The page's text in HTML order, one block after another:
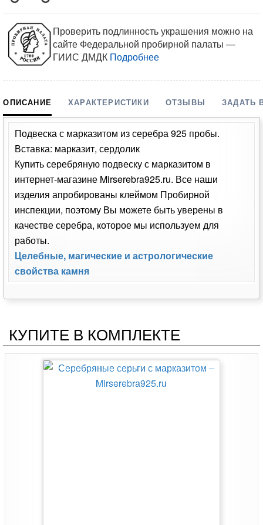
Проверить подлинность украшения можно на
сайте Федеральной пробирной палаты —
ГИИС ДМДК Подробнее
ОПИСАНИЕ ХАРАКТЕРИСТИКИ ОТЗЫВЫ ЗАДАТЬ
Подвеска с марказитом из серебра 925 пробы.
Вставка: марказит, сердолик
Купить серебряную подвеску с марказитом в
интернет-магазине Mirserebra925.ru. Все наши
изделия апробированы клеймом Пробирной
инспекции, поэтому Вы можете быть уверены в
качестве серебра, которое мы используем для
работы.
Целебные, магические и астрологические
свойства камня
КУПИТЕ В КОМПЛЕКТЕ